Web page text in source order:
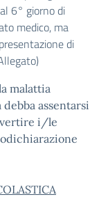
6° giorno di
medico, ma
di
malattia
assentarsi
i/le